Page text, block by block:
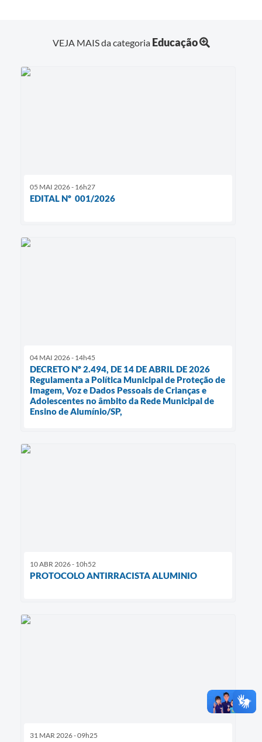
VEJA MAIS da categoria Educação
05 MAI 2026 - 16h27
EDITAL Nº 001/2026
04 MAI 2026 - 14h45
DECRETO Nº 2.494, DE 14 DE ABRIL DE 2026
Regulamenta a Política Municipal de Proteção de
Imagem, Voz e Dados Pessoais de Crianças e
Adolescentes no âmbito da Rede Municipal de
Ensino de Alumínio/SP,
10 ABR 2026 - 10h52
PROTOCOLO ANTIRRACISTA ALUMINIO
31 MAR 2026 - 09h25